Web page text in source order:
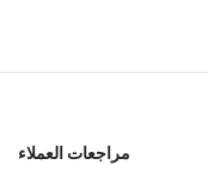
مراجعات العملاء